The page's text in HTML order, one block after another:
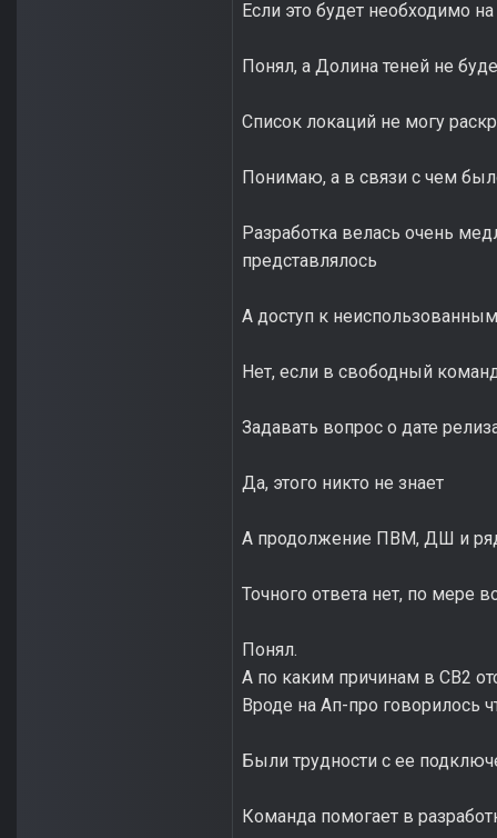
Если это будет необходимо
Понял, а Долина теней не
Список локаций не могу
Понимаю, а в связи с чем
Разработка велась очень
представлялось
А доступ к
Нет, если в свободный
Задавать вопрос о дате
Да, этого никто не знает
А продолжение ПВМ, ДШ и
Точного ответа нет, по мере
Понял.
А по каким причинам в СВ2
Вроде на Ап-про говорилось
Были трудности с ее
Команда помогает в